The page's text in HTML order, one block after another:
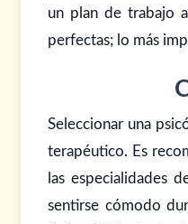
un plan de trabajo
perfectas; lo más
Seleccionar una
terapéutico. Es
las especialidades
sentirse cómodo